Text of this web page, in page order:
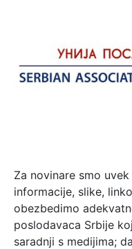
Za novinare smo
informacije, slike,
obezbedimo
poslodavaca Srbije
saradnji s medijima;